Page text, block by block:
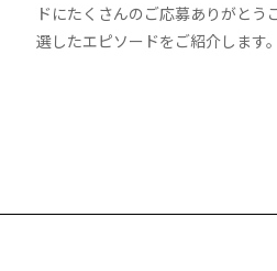
ドにたくさんのご応募ありがとう
選したエピソードをご紹介します。